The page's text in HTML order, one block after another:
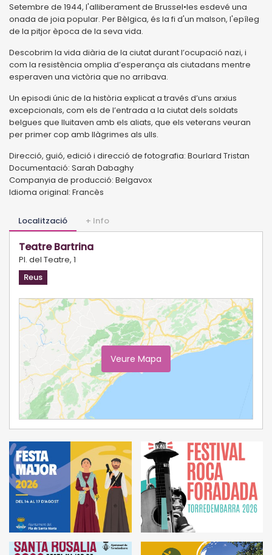
Setembre de 1944, l'alliberament de Brussel•les esdevé una
onada de joia popular. Per Bèlgica, és la fi d'un malson, l'epíleg
de la pitjor època de la seva vida.
Descobrim la vida diària de la ciutat durant l’ocupació nazi, i
com la resistència omplia d’esperança als ciutadans mentre
esperaven una victòria que no arribava.
Un episodi únic de la història explicat a través d’uns arxius
excepcionals, com els de l’entrada a la ciutat dels soldats
belgues que lluitaven amb els aliats, que els veterans veuran
per primer cop amb llàgrimes als ulls.
Direcció, guió, edició i direcció de fotografia: Bourlard Tristan
Documentació: Sarah Dabaghy
Companyia de producció: Belgavox
Idioma original: Francès
Localització + Info
Teatre Bartrina
Pl. del Teatre, 1
Reus
Veure Mapa